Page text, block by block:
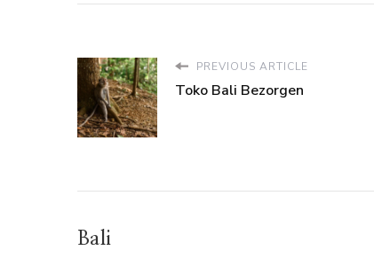
PREVIOUS ARTICLE
Toko Bali Bezorgen
Bali